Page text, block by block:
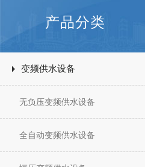
产品分类
变频供水设备
无负压变频供水设备
全自动变频供水设备